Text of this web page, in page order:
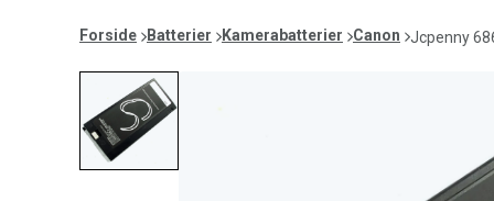
Forside Batterier Kamerabatterier Canon Jcpenny